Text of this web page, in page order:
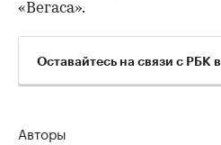
00:00 / 00:00
«Вегаса».
Оставайтесь на связи с РБК в
Авторы